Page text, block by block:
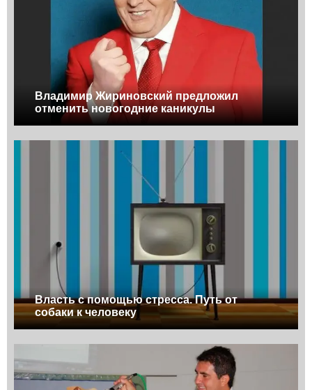
Владимир Жириновский предложил
отменить новогодние каникулы
Власть с помощью стресса. Путь от
собаки к человеку